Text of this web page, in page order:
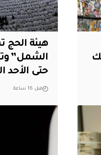
هيئة الحج
الشمل”
حتى الأحد
قبل 16 ساعة